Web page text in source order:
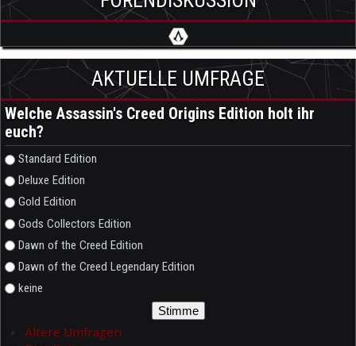
AKTUELLE UMFRAGE
Welche Assassin's Creed Origins Edition holt ihr
euch?
Auswahlmöglichkeiten
Standard Edition
Deluxe Edition
Gold Edition
Gods Collectors Edition
Dawn of the Creed Edition
Dawn of the Creed Legendary Edition
keine
Ältere Umfragen